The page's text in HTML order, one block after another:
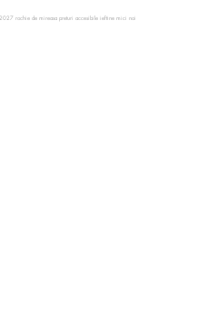
rochie de mireasa preturi accesibile ieftine mici noi